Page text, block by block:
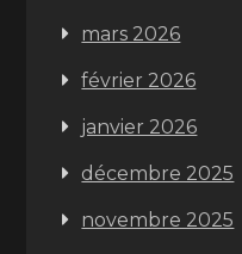
mars 2026
février 2026
janvier 2026
décembre 2025
novembre 2025